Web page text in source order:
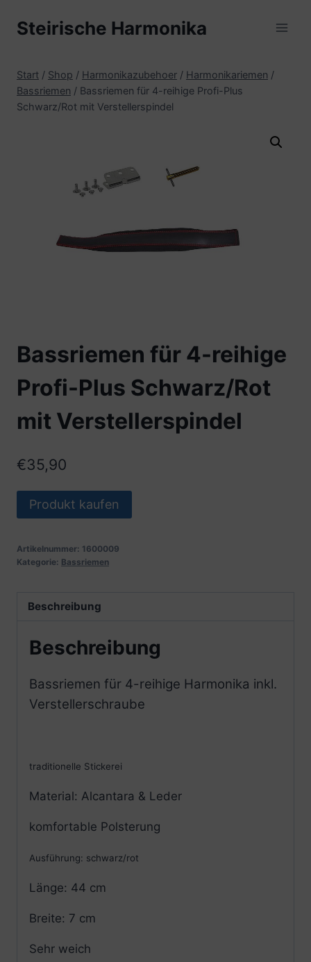
InhaltSteirische Harmonika
Start / Shop / Harmonikazubehoer / Harmonikariemen /
Bassriemen / Bassriemen für 4-reihige Profi-Plus
Schwarz/Rot mit Verstellerspindel
Bassriemen für 4-reihige
Profi-Plus Schwarz/Rot
mit Verstellerspindel
€35,90
Produkt kaufen
Artikelnummer: 1600009
Kategorie: Bassriemen
Beschreibung
Beschreibung
Bassriemen für 4-reihige Harmonika inkl.
Verstellerschraube
traditionelle Stickerei
Material: Alcantara & Leder
komfortable Polsterung
Ausführung: schwarz/rot
Länge: 44 cm
Breite: 7 cm
Sehr weich